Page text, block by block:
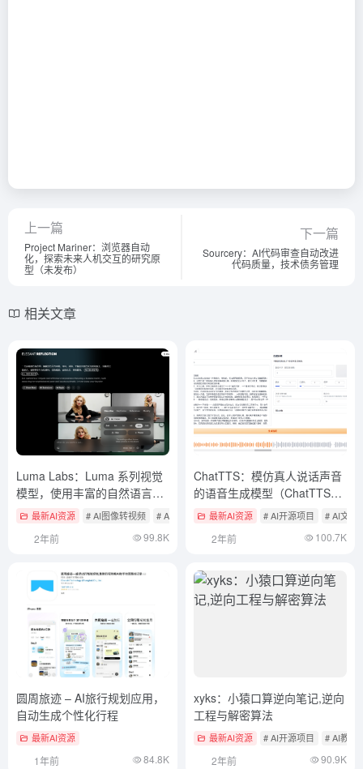
上一篇
Project Mariner：浏览器自动
化，探索未来人机交互的研究原
型（未发布）
下一篇
Sourcery：AI代码审查自动改进
代码质量，技术债务管理
相关文章
Luma Labs：Luma 系列视觉
模型，使用丰富的自然语言描
述来生成高质量图像和视频
最新AI资源 # AI图像转视频 # AI在线生成图像
2年前 99.8K
ChatTTS：模仿真人说话声音
的语音生成模型（ChatTTS一
键加速包）
最新AI资源 # AI开源项目 # AI文本
2年前 100.7K
圆周旅迹 – AI旅行规划应用，
自动生成个性化行程
最新AI资源
1年前 84.8K
xyks：小猿口算逆向笔记,逆向
工程与解密算法
最新AI资源 # AI开源项目 # AI教育
2年前 90.9K